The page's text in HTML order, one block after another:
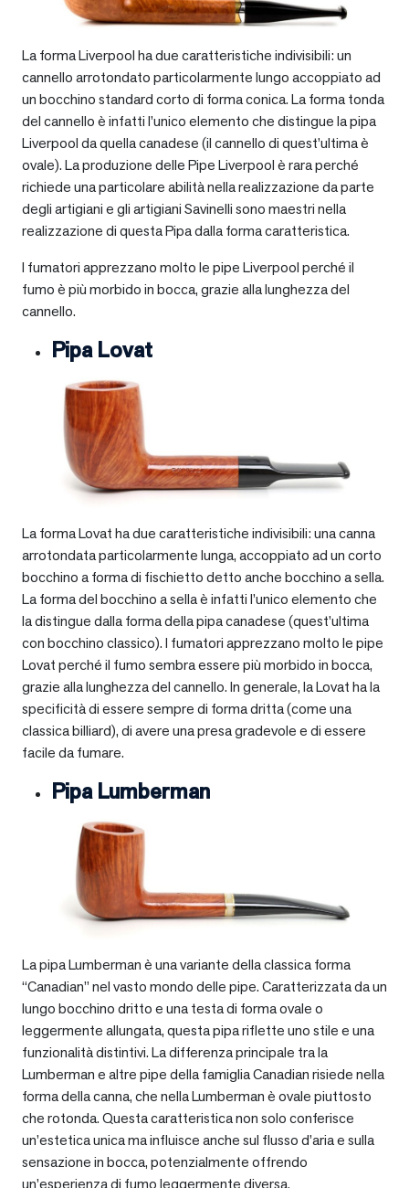
La forma Liverpool ha due caratteristiche indivisibili: un
cannello arrotondato particolarmente lungo accoppiato ad
un bocchino standard corto di forma conica. La forma tonda
del cannello è infatti l’unico elemento che distingue la pipa
Liverpool da quella canadese (il cannello di quest’ultima è
ovale). La produzione delle Pipe Liverpool è rara perché
richiede una particolare abilità nella realizzazione da parte
degli artigiani e gli artigiani Savinelli sono maestri nella
realizzazione di questa Pipa dalla forma caratteristica.
I fumatori apprezzano molto le pipe Liverpool perché il
fumo è più morbido in bocca, grazie alla lunghezza del
cannello.
Pipa Lovat
La forma Lovat ha due caratteristiche indivisibili: una canna
arrotondata particolarmente lunga, accoppiato ad un corto
bocchino a forma di fischietto detto anche bocchino a sella.
La forma del bocchino a sella è infatti l’unico elemento che
la distingue dalla forma della pipa canadese (quest’ultima
con bocchino classico). I fumatori apprezzano molto le pipe
Lovat perché il fumo sembra essere più morbido in bocca,
grazie alla lunghezza del cannello. In generale, la Lovat ha la
specificità di essere sempre di forma dritta (come una
classica billiard), di avere una presa gradevole e di essere
facile da fumare.
Pipa Lumberman
La pipa Lumberman è una variante della classica forma
“Canadian” nel vasto mondo delle pipe. Caratterizzata da un
lungo bocchino dritto e una testa di forma ovale o
leggermente allungata, questa pipa riflette uno stile e una
funzionalità distintivi. La differenza principale tra la
Lumberman e altre pipe della famiglia Canadian risiede nella
forma della canna, che nella Lumberman è ovale piuttosto
che rotonda. Questa caratteristica non solo conferisce
un’estetica unica ma influisce anche sul flusso d’aria e sulla
sensazione in bocca, potenzialmente offrendo
un’esperienza di fumo leggermente diversa.